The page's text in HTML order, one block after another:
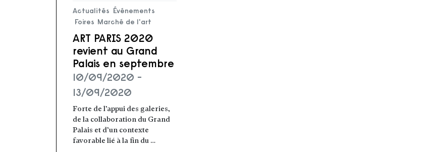
Actualités Événements
Foires Marché de l'art
ART PARIS 2020
revient au Grand
Palais en septembre
10/09/2020 -
13/09/2020
Forte de l’appui des galeries,
de la collaboration du Grand
Palais et d’un contexte
favorable lié à la fin du …